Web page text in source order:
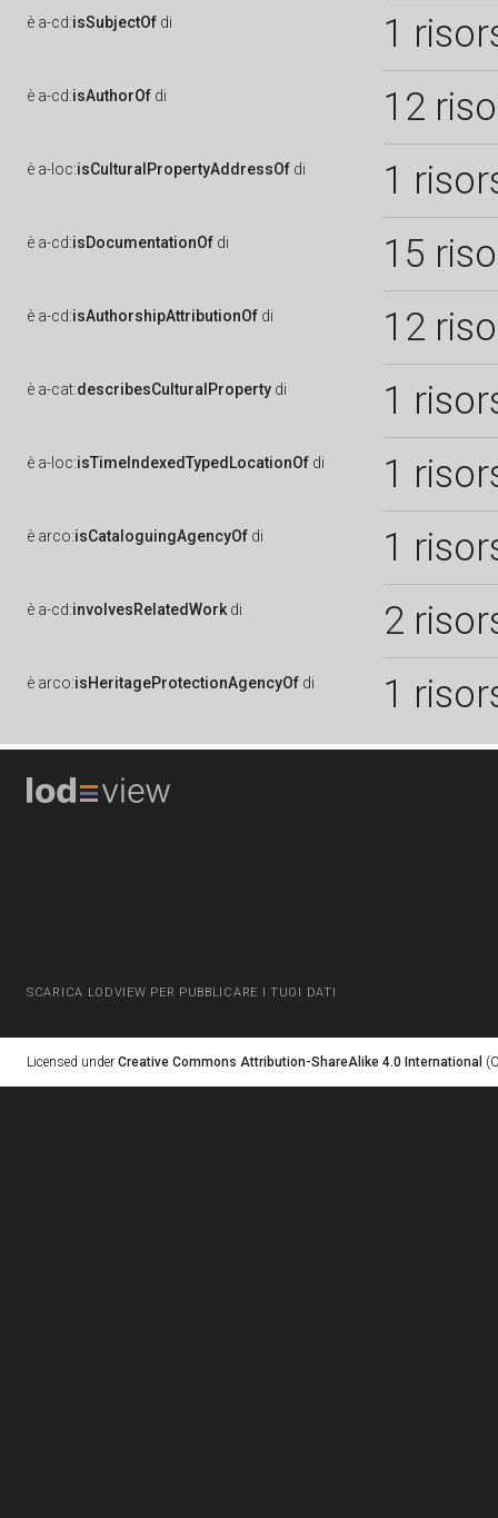
è a-cd:isSubjectOf di 1
è a-cd:isAuthorOf di 12
è a-loc:isCulturalPropertyAddressOf di 1
è a-cd:isDocumentationOf di 15
è a-cd:isAuthorshipAttributionOf di 12
è a-cat:describesCulturalProperty di 1
è a-loc:isTimeIndexedTypedLocationOf di 1
è arco:isCataloguingAgencyOf di 1
è a-cd:involvesRelatedWork di 2
è arco:isHeritageProtectionAgencyOf di 1
SCARICA LODVIEW PER PUBBLICARE I TUOI DATI
Licensed under Creative Commons Attribution-ShareAlike 4.0 International